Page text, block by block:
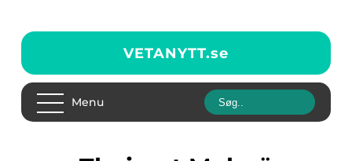
VETANYTT.se
Menu